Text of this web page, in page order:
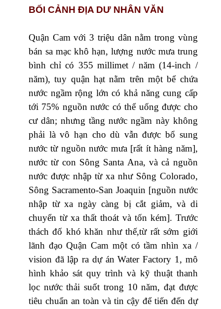
BỐI CẢNH ĐỊA DƯ NHÂN VĂN
Quận Cam với 3 triệu dân nằm trong vùng
bán sa mạc khô hạn, lượng nước mưa trung
bình chỉ có 355 millimet / năm (14-inch /
năm), tuy quận hạt nằm trên một bể chứa
nước ngầm rộng lớn có khả năng cung cấp
tới 75% nguồn nước có thể uống được cho
cư dân; nhưng tầng nước ngầm này không
phải là vô hạn cho dù vẫn được bổ sung
nước từ nguồn nước mưa [rất ít hàng năm],
nước từ con Sông Santa Ana, và cả nguồn
nước được nhập từ xa như Sông Colorado,
Sông Sacramento-San Joaquin [nguồn nước
nhập từ xa ngày càng bị cắt giảm, và di
chuyển từ xa thất thoát và tốn kém]. Trước
thách đố khó khăn như thế,từ rất sớm giới
lãnh đạo Quận Cam một có tầm nhìn xa /
vision đã lập ra dự án Water Factory 1, mô
hình khảo sát quy trình và kỹ thuật thanh
lọc nước thải suốt trong 10 năm, đạt được
tiêu chuẩn an toàn và tin cậy để tiến đến dự